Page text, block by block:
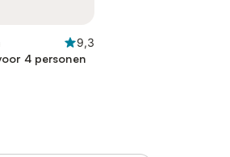
9,3
4 personen